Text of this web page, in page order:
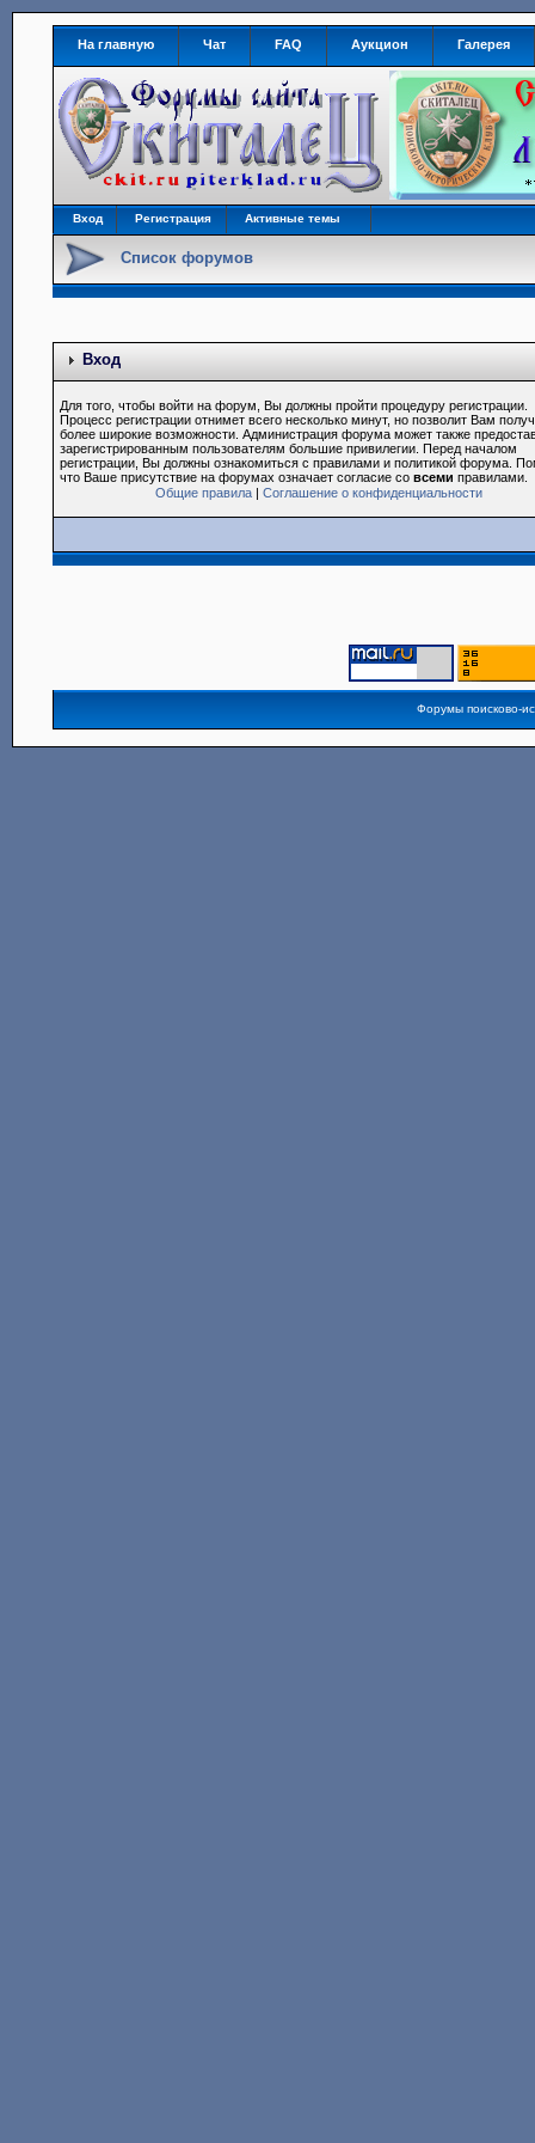
На главную Чат FAQ Аукцион Галерея
Вход Регистрация Активные темы
Список форумов
Вход
Для того, чтобы войти на форум, Вы должны пройти процедуру регистрации.
Процесс регистрации отнимет всего несколько минут, но позволит Вам
более широкие возможности. Администрация форума может также
зарегистрированным пользователям большие привилегии. Перед началом
регистрации, Вы должны ознакомиться с правилами и политикой форума.
что Ваше присутствие на форумах означает согласие совсеми правилами.
Общие правила |Соглашение о конфиденциальности
Форумы поисково-